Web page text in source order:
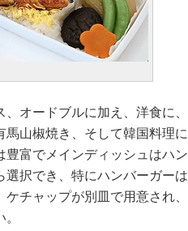
オードブルに加え、洋食に、
山椒焼き、そして韓国料理に
富でメインディッシュはハン
択でき、特にハンバーガーは
チャップが別皿で用意され、